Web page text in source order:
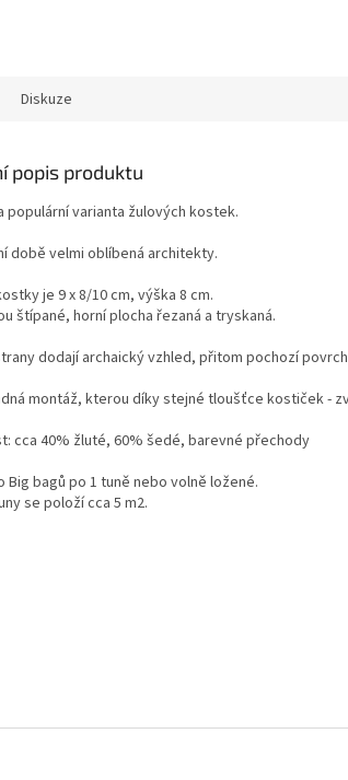
Diskuze
popis produktu
populární varianta žulových kostek.
době velmi oblíbená architekty.
je 9 x 8/10 cm, výška 8 cm.
štípané, horní plocha řezaná a tryskaná.
dodají archaický vzhled, přitom pochozí
montáž, kterou díky stejné tloušťce kostiček -
cca 40% žluté, 60% šedé, barevné přechody
Big bagů po 1 tuně nebo volně ložené.
se položí cca 5 m2.